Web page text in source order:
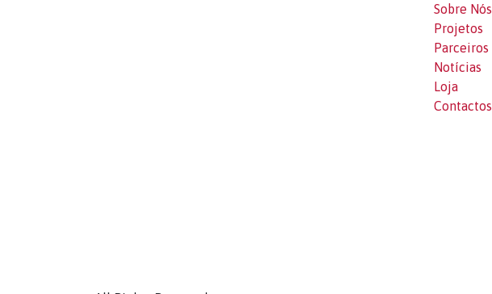
Sobre Nós
Projetos
Parceiros
Notícias
Loja
Contactos